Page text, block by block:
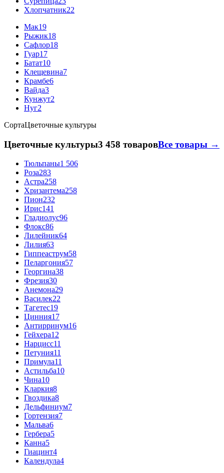
Хлопчатник22
Мак19
Рыжик18
Сафлор18
Гуар17
Батат10
Клещевина7
Крамбе6
Вайда3
Кунжут2
Нуг2
СортаЦветочные культуры
Цветочные культуры3 458 товаровВсе товары →
Тюльпаны1 506
Роза283
Астра258
Хризантема258
Пион232
Ирис141
Гладиолус96
Флокс86
Лилейник64
Лилия63
Гиппеаструм58
Пеларгония57
Георгина38
Фрезия30
Анемона29
Василек22
Тагетес19
Цинния17
Антирринум16
Гейхера12
Нарцисс11
Петуния11
Примула11
Астильба10
Чина10
Кларкия8
Гвоздика8
Дельфиниум7
Гортензия7
Мальва6
Гербера5
Канна5
Гиацинт4
Календула4